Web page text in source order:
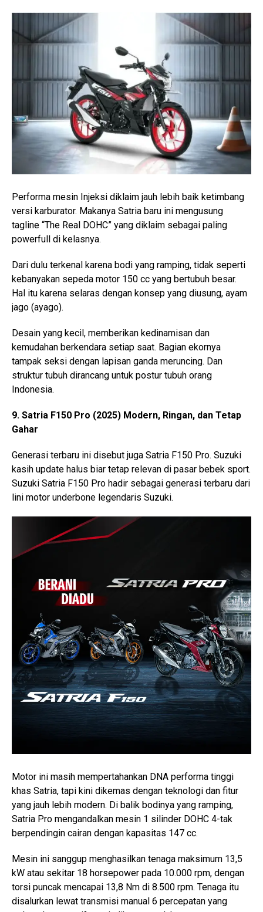
Performa mesin Injeksi diklaim jauh lebih baik ketimbang
versi karburator. Makanya Satria baru ini mengusung
tagline “The Real DOHC” yang diklaim sebagai paling
powerfull di kelasnya.
Dari dulu terkenal karena bodi yang ramping, tidak seperti
kebanyakan sepeda motor 150 cc yang bertubuh besar.
Hal itu karena selaras dengan konsep yang diusung, ayam
jago (ayago).
Desain yang kecil, memberikan kedinamisan dan
kemudahan berkendara setiap saat. Bagian ekornya
tampak seksi dengan lapisan ganda meruncing. Dan
struktur tubuh dirancang untuk postur tubuh orang
Indonesia.
9. Satria F150 Pro (2025) Modern, Ringan, dan Tetap
Gahar
Generasi terbaru ini disebut juga Satria F150 Pro. Suzuki
kasih update halus biar tetap relevan di pasar bebek sport.
Suzuki Satria F150 Pro hadir sebagai generasi terbaru dari
lini motor underbone legendaris Suzuki.
Motor ini masih mempertahankan DNA performa tinggi
khas Satria, tapi kini dikemas dengan teknologi dan fitur
yang jauh lebih modern. Di balik bodinya yang ramping,
Satria Pro mengandalkan mesin 1 silinder DOHC 4-tak
berpendingin cairan dengan kapasitas 147 cc.
Mesin ini sanggup menghasilkan tenaga maksimum 13,5
kW atau sekitar 18 horsepower pada 10.000 rpm, dengan
torsi puncak mencapai 13,8 Nm di 8.500 rpm. Tenaga itu
disalurkan lewat transmisi manual 6 percepatan yang